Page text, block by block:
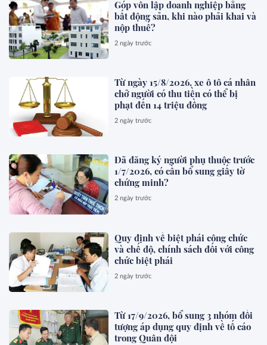
Góp vốn lập doanh nghiệp bằng
bất động sản, khi nào phải khai và
nộp thuế?
2 ngày trước
Từ ngày 15/8/2026, xe ô tô cá nhân
chở người có thu tiền có thể bị
phạt đến 14 triệu đồng
2 ngày trước
Đã đăng ký người phụ thuộc trước
1/7/2026, có cần bổ sung giấy tờ
chứng minh?
2 ngày trước
Quy định về biệt phái công chức
và chế độ, chính sách đối với công
chức biệt phái
2 ngày trước
Từ 17/9/2026, bổ sung 3 nhóm đối
tượng áp dụng quy định về tố cáo
trong Quân đội